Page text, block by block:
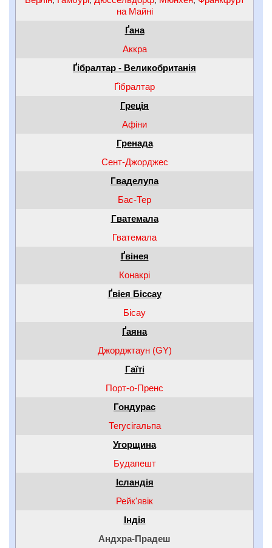
на Майні
Ґана
Аккра
Ґібралтар - Великобританія
Ґібралтар
Греція
Афіни
Гренада
Сент-Джорджес
Гваделупа
Бас-Тер
Гватемала
Гватемала
Ґвінея
Конакрі
Ґвіея Біссау
Бісау
Ґаяна
Джорджтаун (GY)
Гаїті
Порт-о-Пренс
Гондурас
Тегусігальпа
Угорщина
Будапешт
Ісландія
Рейк'явік
Індія
Андхра-Прадеш